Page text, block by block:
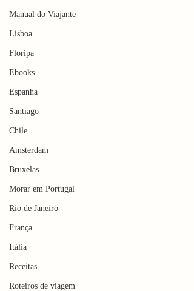
Manual do Viajante
Lisboa
Floripa
Ebooks
Espanha
Santiago
Chile
Amsterdam
Bruxelas
Morar em Portugal
Rio de Janeiro
França
Itália
Receitas
Roteiros de viagem